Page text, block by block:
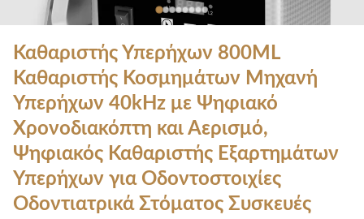
Καθαριστής Υπερήχων 800ML
Καθαριστής Κοσμημάτων Μηχανή
Υπερήχων 40kHz με Ψηφιακό
Χρονοδιακόπτη και Αερισμό,
Ψηφιακός Καθαριστής Εξαρτημάτων
Υπερήχων για Οδοντοστοιχίες
Οδοντιατρικά Στόματος Συσκευές